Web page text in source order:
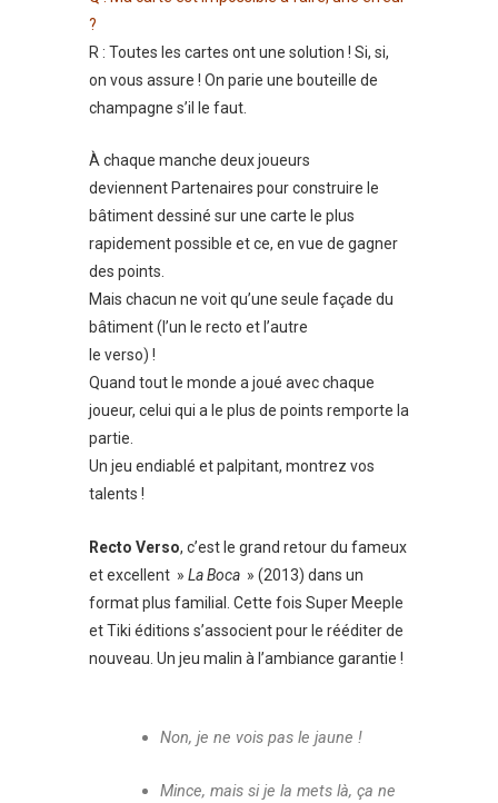
?
R : Toutes les cartes ont une solution ! Si, si,
on vous assure ! On parie une bouteille de
champagne s’il le faut.
À chaque manche deux joueurs
deviennent Partenaires pour construire le
bâtiment dessiné sur une carte le plus
rapidement possible et ce, en vue de gagner
des points.
Mais chacun ne voit qu’une seule façade du
bâtiment (l’un le recto et l’autre
le verso) !
Quand tout le monde a joué avec chaque
joueur, celui qui a le plus de points remporte la
partie.
Un jeu endiablé et palpitant, montrez vos
talents !
Recto Verso, c’est le grand retour du fameux
et excellent » La Boca » (2013) dans un
format plus familial. Cette fois Super Meeple
et Tiki éditions s’associent pour le rééditer de
nouveau. Un jeu malin à l’ambiance garantie !
Non, je ne vois pas le jaune !
Mince, mais si je la mets là, ça ne